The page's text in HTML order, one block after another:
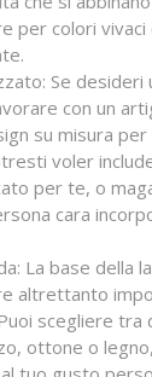
per colori vivaci
Se desideri
con un
su misura per
voler
per te, o
cara
La base della
altrettanto
scegliere tra
ottone o